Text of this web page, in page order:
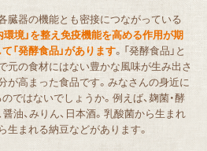
臓器の機能とも密接につながっている
環境」を整え免疫機能を高める作用が期
「発酵食品」があります。「発酵食品」と
元の食材にはない豊かな風味が生み出さ
が高まった食品です。みなさんの身近に
ではないでしょうか。例えば、麹菌・酵
油、みりん、日本酒。乳酸菌から生まれ
生まれる納豆などがあります。